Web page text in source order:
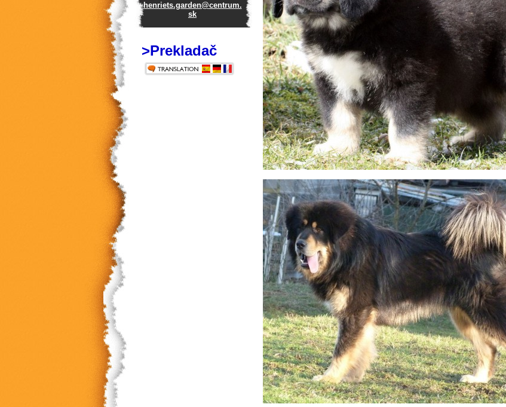
henriets.garden@centrum.
sk
>Prekladač